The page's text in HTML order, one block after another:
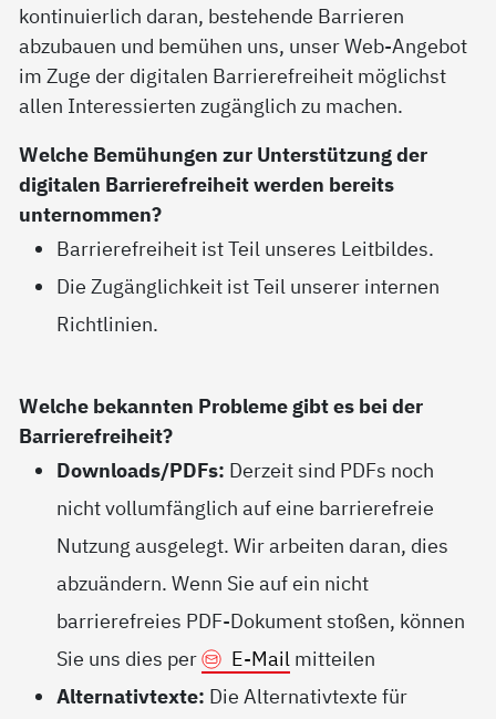
kontinuierlich daran, bestehende Barrieren
abzubauen und bemühen uns, unser Web-Angebot
im Zuge der digitalen Barrierefreiheit möglichst
allen Interessierten zugänglich zu machen.
Welche Bemühungen zur Unterstützung der
digitalen Barrierefreiheit werden bereits
unternommen?
Barrierefreiheit ist Teil unseres Leitbildes.
Die Zugänglichkeit ist Teil unserer internen
Richtlinien.
Welche bekannten Probleme gibt es bei der
Barrierefreiheit?
Downloads/PDFs: Derzeit sind PDFs noch
nicht vollumfänglich auf eine barrierefreie
Nutzung ausgelegt. Wir arbeiten daran, dies
abzuändern. Wenn Sie auf ein nicht
barrierefreies PDF-Dokument stoßen, können
Sie uns dies per
E-Mailmitteilen
Alternativtexte: Die Alternativtexte für